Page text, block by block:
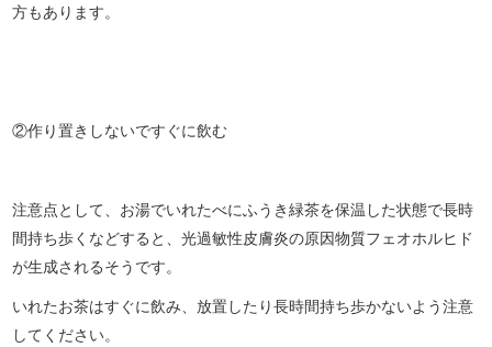
方もあります。
②作り置きしないですぐに飲む
注意点として、お湯でいれたべにふうき緑茶を保温した状態で長時
間持ち歩くなどすると、光過敏性皮膚炎の原因物質フェオホルヒド
が生成されるそうです。
いれたお茶はすぐに飲み、放置したり長時間持ち歩かないよう注意
してください。